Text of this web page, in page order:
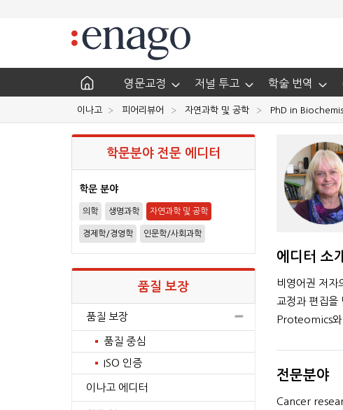
영문교정 저널 투고 학술 번역
이나고 피어리뷰어 자연과학 및 공학 PhD in
학문분야 전문 에디터
학문 분야
의학 생명과학 자연과학 및 공학
경제학/경영학 인문학/사회과학
품질 보장
품질 보장
품질 중심
ISO 인증
이나고 에디터
에디터 소
비영어권 저자
교정과 편집
Proteomics와
전문분야
Cancer
PhD, Molecular & Clinical
Cancer Sciences
4+년간의 경험